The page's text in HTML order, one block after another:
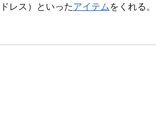
レス）といったアイテム をくれる。